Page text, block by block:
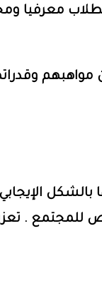
معرفيا
بالشكل
.